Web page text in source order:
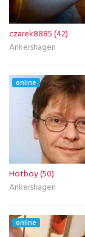
czarek8885 (42)
Ankershagen
online
Hotboy (50)
Ankershagen
online